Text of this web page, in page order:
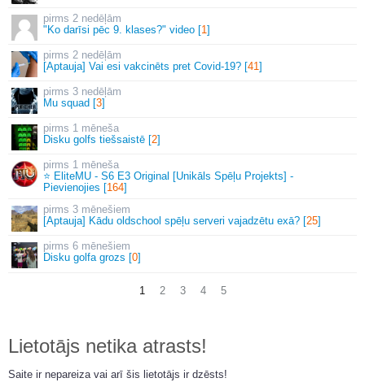
2 nedēļām
"Ko darīsi pēc 9. klases?" video [1]
2 nedēļām
[Aptauja] Vai esi vakcinēts pret Covid-19? [41]
3 nedēļām
Mu squad [3]
1 mēneša
Disku golfs tiešsaistē [2]
1 mēneša
⭐ EliteMU - S6 E3 Original [Unikāls Spēļu Projekts] -
Pievienojies [164]
3 mēnešiem
[Aptauja] Kādu oldschool spēļu serveri vajadzētu exā? [25]
6 mēnešiem
Disku golfa grozs [0]
1 2 3 4 5
Lietotājs netika atrasts!
Saite ir nepareiza vai arī šis lietotājs ir dzēsts!